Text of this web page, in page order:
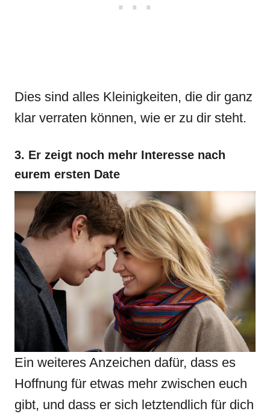
Dies sind alles Kleinigkeiten, die dir ganz
klar verraten können, wie er zu dir steht.
3. Er zeigt noch mehr Interesse nach
eurem ersten Date
Ein weiteres Anzeichen dafür, dass es
Hoffnung für etwas mehr zwischen euch
gibt, und dass er sich letztendlich für dich